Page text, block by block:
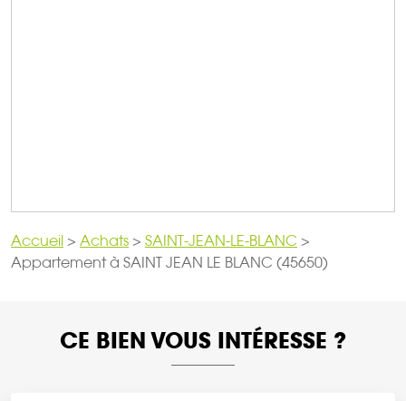
Accueil > Achats > SAINT-JEAN-LE-BLANC >
Appartement à SAINT JEAN LE BLANC (45650)
CE BIEN VOUS INTÉRESSE ?